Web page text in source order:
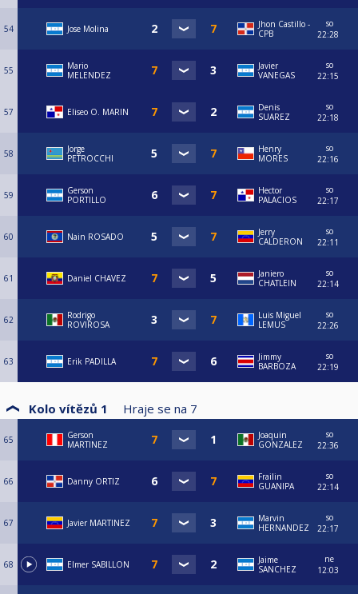
54 Jose Molina
Jhon Castillo -
CPB
so
22:28
55
Mario
MELENDEZ
Javier
VANEGAS
so
22:15
57 Eliseo O. MARIN
Denis
SUAREZ
so
22:18
58
Jorge
PETROCCHI
Henry
MORES
so
22:16
59
Gerson
PORTILLO
Hector
PALACIOS
so
22:17
60 Nain ROSADO
Jerry
CALDERON
so
22:11
61 Daniel CHAVEZ
Janiero
CHATLEIN
so
22:14
62
Rodrigo
ROVIROSA
Luis Miguel
LEMUS
so
22:26
63 Erik PADILLA
Jimmy
BARBOZA
so
22:19
Kolo vítězů 1 Hraje se na 7
65
Gerson
MARTINEZ
Joaquin
GONZALEZ
so
22:36
66 Danny ORTIZ
Frailin
GUANIPA
so
22:14
67 Javier MARTINEZ
Marvin
HERNANDEZ
so
22:17
68 Elmer SABILLON
Jaime
SANCHEZ
ne
12:03